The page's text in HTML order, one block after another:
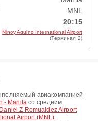
MNL
20:15
Ninoy Aquino International Airport
(Терминал 2)
авиакомпанией
- Manila со средним
Daniel Z Romualdez Airport
Airport (MNL) .